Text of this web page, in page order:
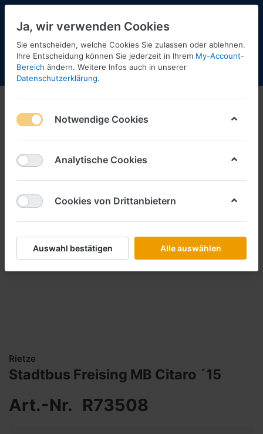
Menü Anmelden Shopaktualisierung
Rietze
Stadtbus Freising MB Citaro ´15
Art.-Nr. R73508
Ja, wir verwenden Cookies
Sie entscheiden, welche Cookies Sie zulassen oder ablehnen.
Ihre Entscheidung können Sie jederzeit in Ihrem My-Account-
Bereich ändern. Weitere Infos auch in unserer
Datenschutzerklärung.
Notwendige Cookies
Analytische Cookies
Cookies von Drittanbietern
Auswahl bestätigen Alle auswählen